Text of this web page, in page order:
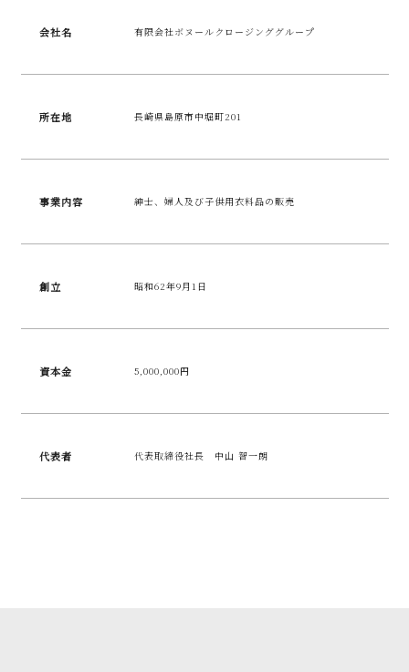
会社名 有限会社ボヌールクロージンググループ
所在地 長崎県島原市中堀町201
事業内容 紳士、婦人及び子供用衣料品の販売
創立 昭和62年9月1日
資本金 5,000,000円
代表者 代表取締役社長 中山 智一朗